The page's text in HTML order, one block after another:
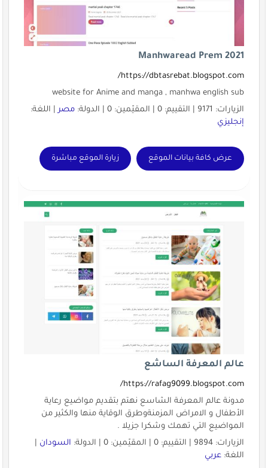
Manhwaread Prem 2021
https://dbtasrebat.blogspot.com/
website for Anime and manga , manhwa english sub
الزيارات: 9171 | التقييم: 0 | المقيّمين: 0 | الدولة:
مصر| اللغة:
إنجليزي
عرض كافة بيانات الموقع زيارة الموقع مباشرة
عالم المعرفة الساشع
https://rafag9099.blogspot.com/
مدونة عالم المعرفة الشاسع نهتم بتقديم مواضيع رعاية
الأطفال و الامراض المزمنةوطرق الوقاية منها والكثير من
المواضيع التي تهمك وشكرا جزيلا .
الزيارات: 9894 | التقييم: 0 | المقيّمين: 0 | الدولة:
السودان|
اللغة: عربي